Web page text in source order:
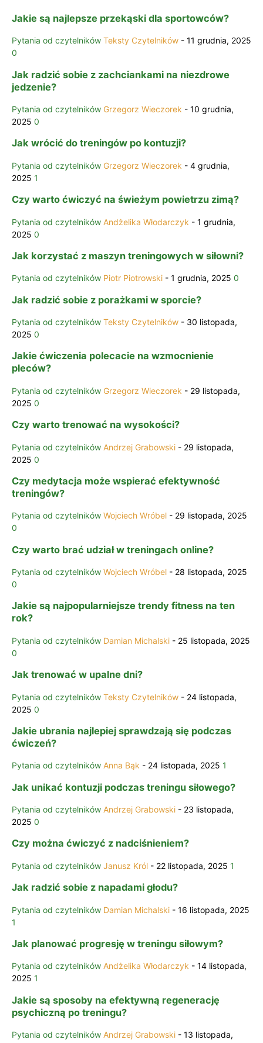
Jakie są najlepsze przekąski dla sportowców?
Pytania od czytelników Teksty Czytelników - 11 grudnia, 2025
0
Jak radzić sobie z zachciankami na niezdrowe
jedzenie?
Pytania od czytelników Grzegorz Wieczorek - 10 grudnia,
2025 0
Jak wrócić do treningów po kontuzji?
Pytania od czytelników Grzegorz Wieczorek - 4 grudnia,
2025 1
Czy warto ćwiczyć na świeżym powietrzu zimą?
Pytania od czytelników Andżelika Włodarczyk - 1 grudnia,
2025 0
Jak korzystać z maszyn treningowych w siłowni?
Pytania od czytelników Piotr Piotrowski - 1 grudnia, 2025 0
Jak radzić sobie z porażkami w sporcie?
Pytania od czytelników Teksty Czytelników - 30 listopada,
2025 0
Jakie ćwiczenia polecacie na wzmocnienie
pleców?
Pytania od czytelników Grzegorz Wieczorek - 29 listopada,
2025 0
Czy warto trenować na wysokości?
Pytania od czytelników Andrzej Grabowski - 29 listopada,
2025 0
Czy medytacja może wspierać efektywność
treningów?
Pytania od czytelników Wojciech Wróbel - 29 listopada, 2025
0
Czy warto brać udział w treningach online?
Pytania od czytelników Wojciech Wróbel - 28 listopada, 2025
0
Jakie są najpopularniejsze trendy fitness na ten
rok?
Pytania od czytelników Damian Michalski - 25 listopada, 2025
0
Jak trenować w upalne dni?
Pytania od czytelników Teksty Czytelników - 24 listopada,
2025 0
Jakie ubrania najlepiej sprawdzają się podczas
ćwiczeń?
Pytania od czytelników Anna Bąk - 24 listopada, 2025 1
Jak unikać kontuzji podczas treningu siłowego?
Pytania od czytelników Andrzej Grabowski - 23 listopada,
2025 0
Czy można ćwiczyć z nadciśnieniem?
Pytania od czytelników Janusz Król - 22 listopada, 2025 1
Jak radzić sobie z napadami głodu?
Pytania od czytelników Damian Michalski - 16 listopada, 2025
1
Jak planować progresję w treningu siłowym?
Pytania od czytelników Andżelika Włodarczyk - 14 listopada,
2025 1
Jakie są sposoby na efektywną regenerację
psychiczną po treningu?
Pytania od czytelników Andrzej Grabowski - 13 listopada,